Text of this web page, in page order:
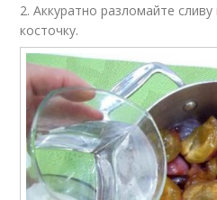
2. Аккуратно разломайте
косточку.